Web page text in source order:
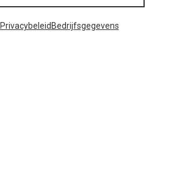
Privacybeleid Bedrijfsgegevens